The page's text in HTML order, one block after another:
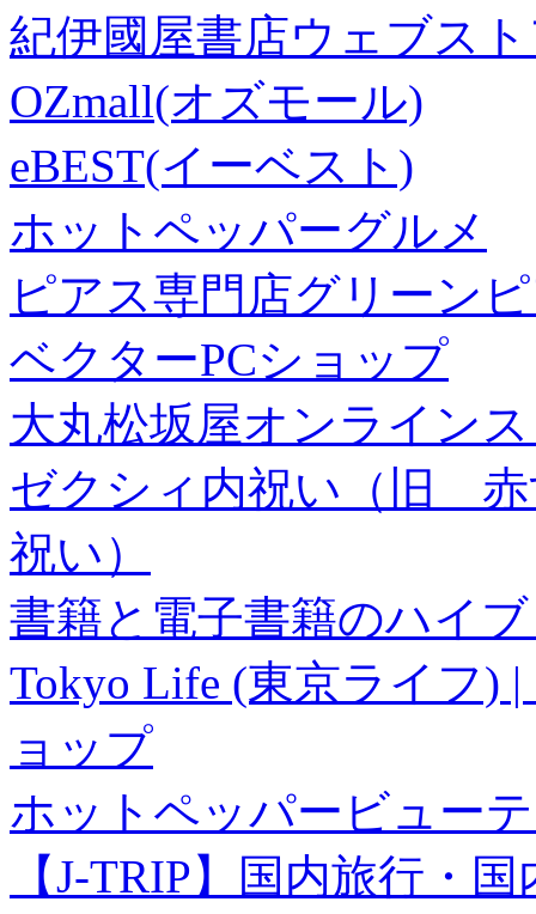
紀伊國屋書店ウェブス
OZmall(オズモール)
eBEST(イーベスト)
ホットペッパーグルメ
ピアス専門店グリーン
ベクターPCショップ
大丸松坂屋オンライン
ゼクシィ内祝い（旧 赤
祝い）
書籍と電子書籍のハイ
Tokyo Life (東京ライフ)
ョップ
ホットペッパービュー
【J-TRIP】国内旅行・